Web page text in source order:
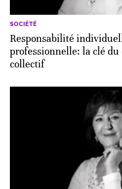
SOCIÉTÉ
Responsabilité
professionnelle: la clé
collectif